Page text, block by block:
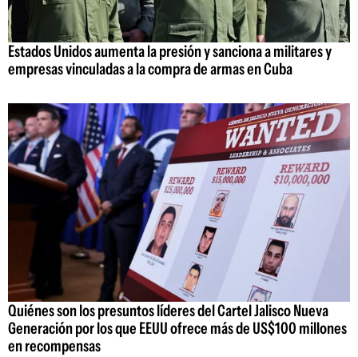
Estados Unidos aumenta la presión y sanciona a militares y
empresas vinculadas a la compra de armas en Cuba
Quiénes son los presuntos líderes del Cartel Jalisco Nueva
Generación por los que EEUU ofrece más de US$100 millones
en recompensas